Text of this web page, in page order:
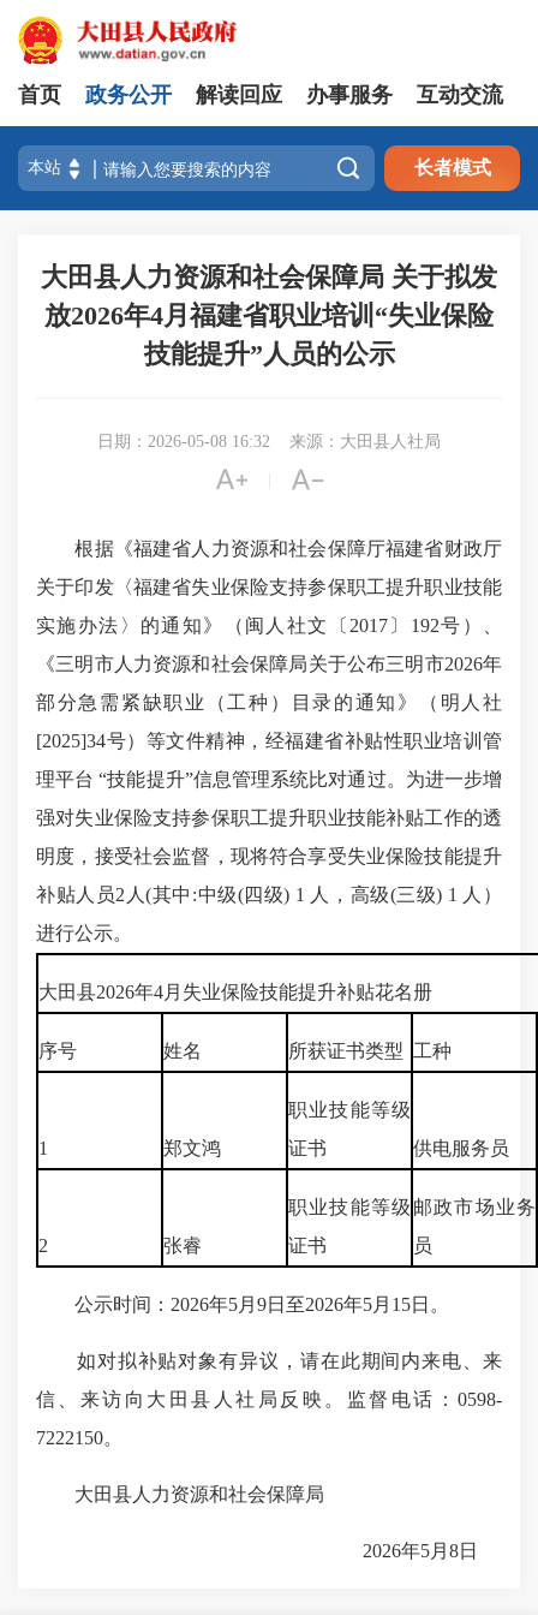
首页 政务公开 解读回应 办事服务 互动交流
 长者模式
大田县人力资源和社会保障局 关于拟发
放2026年4月福建省职业培训“失业保险
技能提升”人员的公示
日期：2026-05-08 16:32 来源：大田县人社局
 
根据《福建省人力资源和社会保障厅福建省财政厅
关于印发〈福建省失业保险支持参保职工提升职业技能
实施办法〉的通知》（闽人社文〔2017〕192号）、
《三明市人力资源和社会保障局关于公布三明市2026年
部分急需紧缺职业（工种）目录的通知》（明人社
[2025]34号）等文件精神，经福建省补贴性职业培训管
理平台 “技能提升”信息管理系统比对通过。为进一步增
强对失业保险支持参保职工提升职业技能补贴工作的透
明度，接受社会监督，现将符合享受失业保险技能提升
补贴人员2人(其中:中级(四级) 1 人，高级(三级) 1 人）
进行公示。
大田县2026年4月失业保险技能提升补贴花名册
序号 姓名 所获证书类型 工种
1 郑文鸿
职业技能等级
证书
供电服务员
2 张睿
职业技能等级
证书
邮政市场业务
员
公示时间：2026年5月9日至2026年5月15日。
如对拟补贴对象有异议，请在此期间内来电、来
信、来访向大田县人社局反映。监督电话：0598-
7222150。
大田县人力资源和社会保障局
2026年5月8日